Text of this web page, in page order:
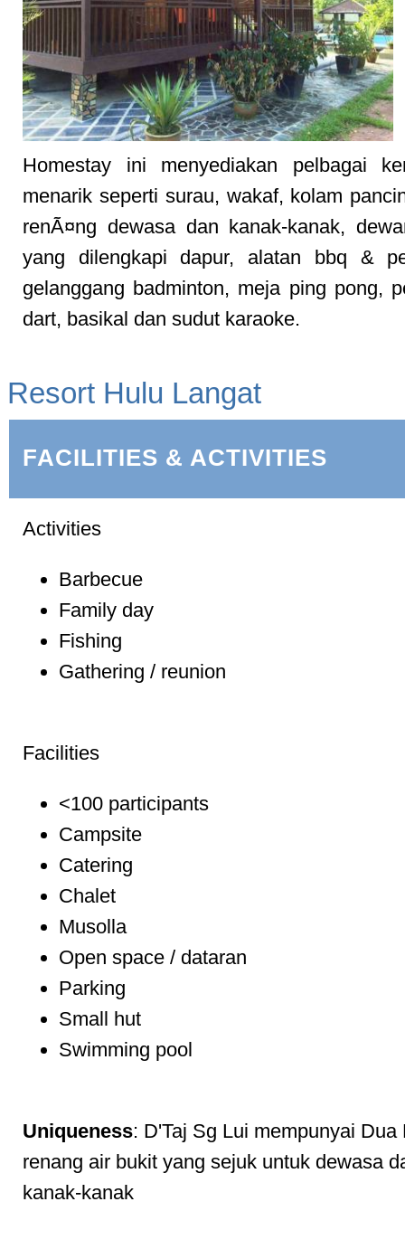
Homestay ini menyediakan pelbagai
menarik seperti surau, wakaf, kolam
renÃ¤ng dewasa dan kanak-kanak,
yang dilengkapi dapur, alatan bbq &
gelanggang badminton, meja ping pong,
dart, basikal dan sudut karaoke.
Resort Hulu Langat
FACILITIES & ACTIVITIES
Activities
Barbecue
Family day
Fishing
Gathering / reunion
Facilities
<100 participants
Campsite
Catering
Chalet
Musolla
Open space / dataran
Parking
Small hut
Swimming pool
Uniqueness: D'Taj Sg Lui mempunyai Dua
renang air bukit yang sejuk untuk dewasa
kanak-kanak